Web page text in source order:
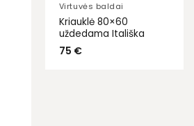
Virtuvės baldai
Kriauklė 80×60
uždedama Itališka
75 €